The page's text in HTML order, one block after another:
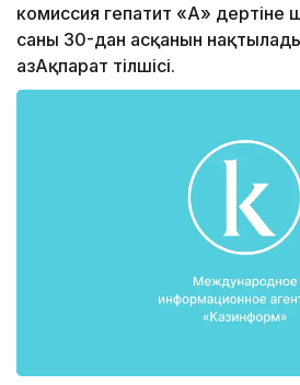
комиссия гепатит «А»
саны 30-дан асқанын
ҚазАқпарат тілшісі.